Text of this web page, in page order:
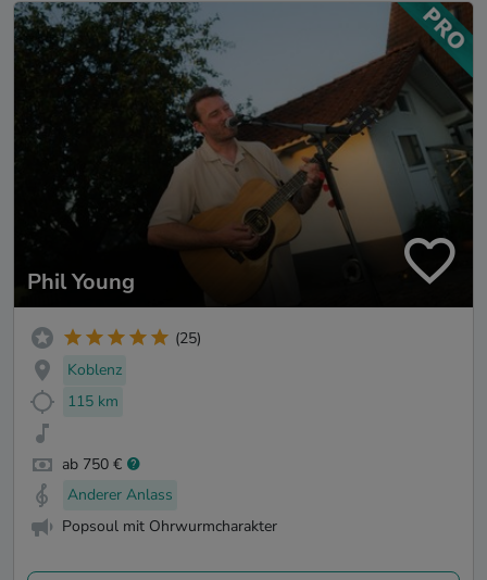
Phil Young
(25)
Koblenz
115 km
ab 750 €
Anderer Anlass
Popsoul mit Ohrwurmcharakter